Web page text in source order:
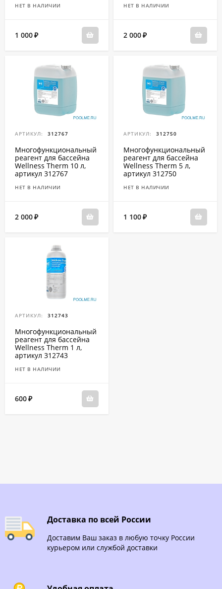
НЕТ В НАЛИЧИИ
1 000₽
НЕТ В НАЛИЧИИ
2 000₽
АРТИКУЛ: 312767
Многофункциональный
реагент для бассейна
Wellness Therm 10 л,
артикул 312767
НЕТ В НАЛИЧИИ
2 000₽
АРТИКУЛ: 312750
Многофункциональный
реагент для бассейна
Wellness Therm 5 л,
артикул 312750
НЕТ В НАЛИЧИИ
1 100₽
АРТИКУЛ: 312743
Многофункциональный
реагент для бассейна
Wellness Therm 1 л,
артикул 312743
НЕТ В НАЛИЧИИ
600₽
Доставка по всей России
Доставим Ваш заказ в любую точку России
курьером или службой доставки